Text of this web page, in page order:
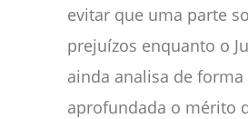
evitar que uma parte
prejuízos enquanto o
ainda analisa de forma
aprofundada o mérito